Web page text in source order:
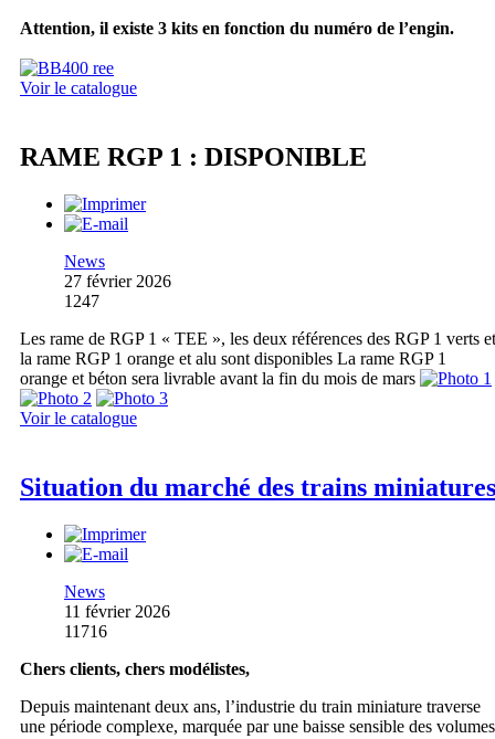
Attention, il existe 3 kits en fonction du numéro de l’engin.
Voir le catalogue
RAME RGP 1 : DISPONIBLE
News
27 février 2026
1247
Les rame de RGP 1 « TEE », les deux références des RGP 1 verts et
la rame RGP 1 orange et alu sont disponibles La rame RGP 1
orange et béton sera livrable avant la fin du mois de mars
Voir le catalogue
Situation du marché des trains miniatures
News
11 février 2026
11716
Chers clients, chers modélistes,
Depuis maintenant deux ans, l’industrie du train miniature traverse
une période complexe, marquée par une baisse sensible des volumes